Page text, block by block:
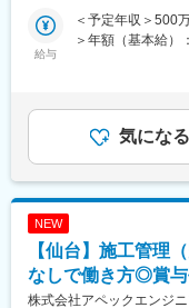
が目標の目安で
へ反映。
ACNグループは
好立地・希少性
今後3年間で100
変更の範囲：会社
そのような方に
イザーという仕事
イザリー会社です
い中立な立場で
準備中の安定企
案件発掘から成約
でなく経営・財務
・新規クライアン
給与
＜予定年収＞500
＞年額（基本給）
給与補足＞■賞与
得数に応じたイ
1500～2000万入
歳：800～1000万
842万賃金はあく
気になる
NEW
【仙台】施工管理
なしで働き方◎賞
株式会社アペックエンジ